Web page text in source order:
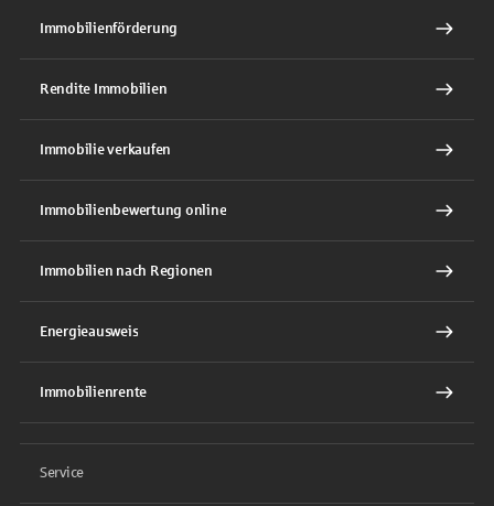
Immobilienförderung
Rendite Immobilien
Immobilie verkaufen
Immobilienbewertung online
Immobilien nach Regionen
Energieausweis
Immobilienrente
Service